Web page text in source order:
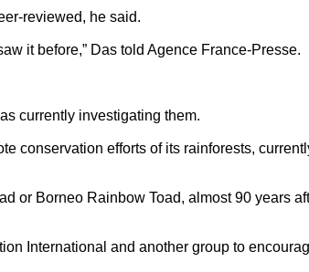
reviewed, he said.
it before,” Das told Agence France-Presse.
currently investigating them.
conservation efforts of its rainforests,
or Borneo Rainbow Toad, almost 90 years
International and another group to